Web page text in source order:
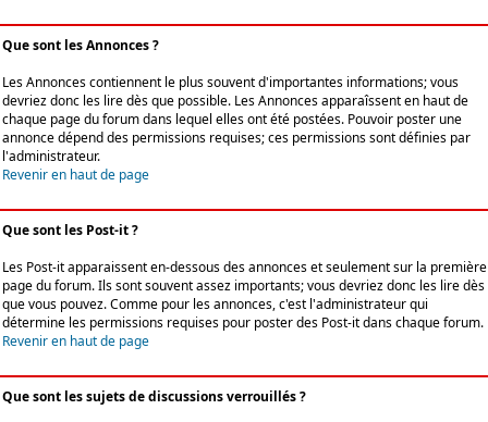
Que sont les Annonces ?
Les Annonces contiennent le plus souvent d'importantes informations; vous
devriez donc les lire dès que possible. Les Annonces apparaîssent en haut de
chaque page du forum dans lequel elles ont été postées. Pouvoir poster une
annonce dépend des permissions requises; ces permissions sont définies par
l'administrateur.
Revenir en haut de page
Que sont les Post-it ?
Les Post-it apparaissent en-dessous des annonces et seulement sur la première
page du forum. Ils sont souvent assez importants; vous devriez donc les lire dès
que vous pouvez. Comme pour les annonces, c'est l'administrateur qui
détermine les permissions requises pour poster des Post-it dans chaque forum.
Revenir en haut de page
Que sont les sujets de discussions verrouillés ?